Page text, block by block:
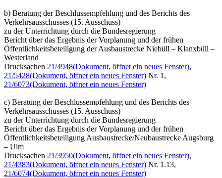
b) Beratung der Beschlussempfehlung und des Berichts des
Verkehrsausschusses (15. Ausschuss)
zu der Unterrichtung durch die Bundesregierung
Bericht über das Ergebnis der Vorplanung und der frühen
Öffentlichkeitsbeteiligung der Ausbaustrecke Niebüll – Klanxbüll –
Westerland
Drucksachen 21/4948(Dokument, öffnet ein neues Fenster),
21/5428(Dokument, öffnet ein neues Fenster) Nr. 1,
21/6073(Dokument, öffnet ein neues Fenster)
c) Beratung der Beschlussempfehlung und des Berichts des
Verkehrsausschusses (15. Ausschuss)
zu der Unterrichtung durch die Bundesregierung
Bericht über das Ergebnis der Vorplanung und der frühen
Öffentlichkeitsbeteiligung Ausbaustrecke/Neubaustrecke Augsburg
– Ulm
Drucksachen 21/3950(Dokument, öffnet ein neues Fenster),
21/4383(Dokument, öffnet ein neues Fenster) Nr. 1.13,
21/6074(Dokument, öffnet ein neues Fenster)